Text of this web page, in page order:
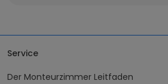
Service
Der Monteurzimmer Leitfaden